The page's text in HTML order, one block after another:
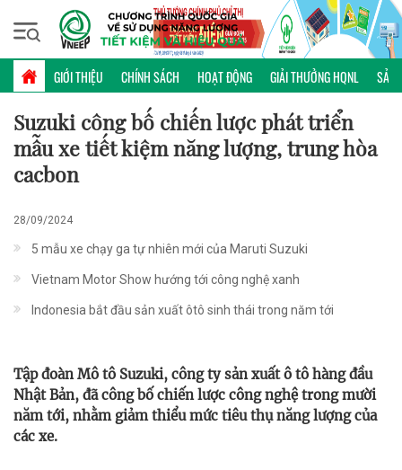
GIỚI THIỆU CHÍNH SÁCH HOẠT ĐỘNG GIẢI THƯỞNG HQNL SẢN
Chủ nhật, 09/08/2026 | 03:15 GMT+7
PHỔ BIẾN KIẾN THỨC
Suzuki công bố chiến lược phát triển
mẫu xe tiết kiệm năng lượng, trung hòa
cacbon
28/09/2024
5 mẫu xe chạy ga tự nhiên mới của Maruti Suzuki
Vietnam Motor Show hướng tới công nghệ xanh
Indonesia bắt đầu sản xuất ôtô sinh thái trong năm tới
Tập đoàn Mô tô Suzuki, công ty sản xuất ô tô hàng đầu
Nhật Bản, đã công bố chiến lược công nghệ trong mười
năm tới, nhằm giảm thiểu mức tiêu thụ năng lượng của
các xe.